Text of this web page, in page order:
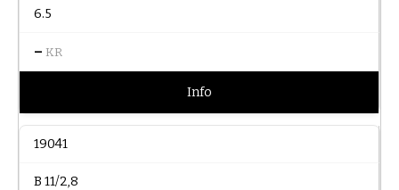
6.5
– KR
Info
19041
B 11/2,8